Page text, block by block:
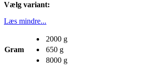
Vælg variant:
Læs mindre...
Gram
2000 g
650 g
8000 g